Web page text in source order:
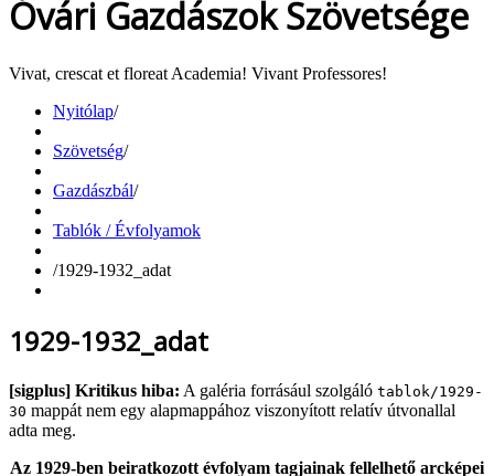
Óvári Gazdászok Szövetsége
Vivat, crescat et floreat Academia! Vivant Professores!
Nyitólap/
Szövetség/
Gazdászbál/
Tablók / Évfolyamok
/1929-1932_adat
1929-1932_adat
[sigplus] Kritikus hiba: A galéria forrásául szolgáló tablok/1929-
30 mappát nem egy alapmappához viszonyított relatív útvonallal
adta meg.
Az 1929-ben beiratkozott évfolyam tagjainak fellelhető arcképei